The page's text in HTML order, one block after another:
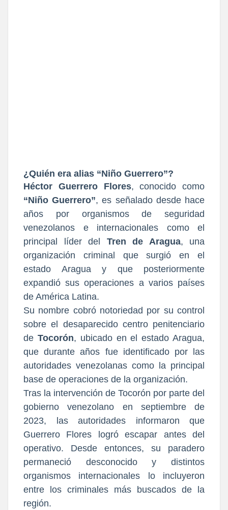
¿Quién era alias “Niño Guerrero”?
Héctor Guerrero Flores, conocido como
“Niño Guerrero”, es señalado desde hace
años por organismos de seguridad
venezolanos e internacionales como el
principal líder del
Tren de Aragua, una
organización criminal que surgió en el
estado Aragua y que posteriormente
expandió sus operaciones a varios países
de América Latina.
Su nombre cobró notoriedad por su control
sobre el desaparecido centro penitenciario
de Tocorón, ubicado en el estado Aragua,
que durante años fue identificado por las
autoridades venezolanas como la principal
base de operaciones de la organización.
Tras la intervención de Tocorón por parte del
gobierno venezolano en septiembre de
2023, las autoridades informaron que
Guerrero Flores logró escapar antes del
operativo. Desde entonces, su paradero
permaneció desconocido y distintos
organismos internacionales lo incluyeron
entre los criminales más buscados de la
región.